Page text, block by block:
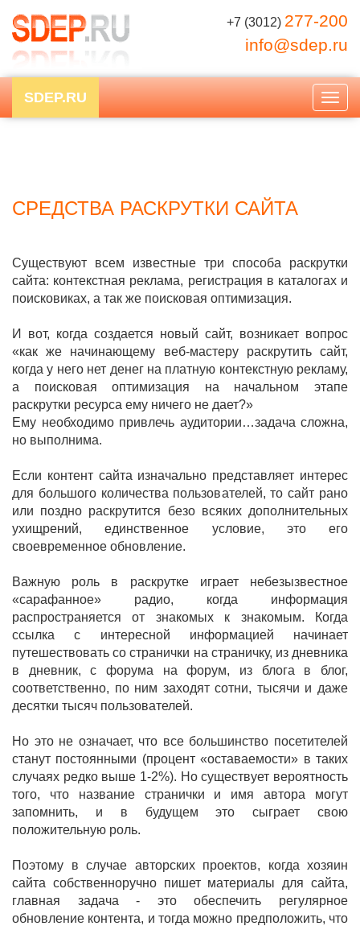
+7 (3012) 277-200
info@sdep.ru
SDEP.RU
СРЕДСТВА РАСКРУТКИ САЙТА
Существуют всем известные три способа раскрутки
сайта: контекстная реклама, регистрация в каталогах и
поисковиках, а так же поисковая оптимизация.
И вот, когда создается новый сайт, возникает вопрос
«как же начинающему веб-мастеру раскрутить сайт,
когда у него нет денег на платную контекстную рекламу,
а поисковая оптимизация на начальном этапе
раскрутки ресурса ему ничего не дает?»
Ему необходимо привлечь аудитории…задача сложна,
но выполнима.
Если контент сайта изначально представляет интерес
для большого количества пользователей, то сайт рано
или поздно раскрутится безо всяких дополнительных
ухищрений, единственное условие, это его
своевременное обновление.
Важную роль в раскрутке играет небезызвестное
«сарафанное» радио, когда информация
распространяется от знакомых к знакомым. Когда
ссылка с интересной информацией начинает
путешествовать со странички на страничку, из дневника
в дневник, с форума на форум, из блога в блог,
соответственно, по ним заходят сотни, тысячи и даже
десятки тысяч пользователей.
Но это не означает, что все большинство посетителей
станут постоянными (процент «оставаемости» в таких
случаях редко выше 1-2%). Но существует вероятность
того, что название странички и имя автора могут
запомнить, и в будущем это сыграет свою
положительную роль.
Поэтому в случае авторских проектов, когда хозяин
сайта собственноручно пишет материалы для сайта,
главная задача - это обеспечить регулярное
обновление контента, и тогда можно предположить, что